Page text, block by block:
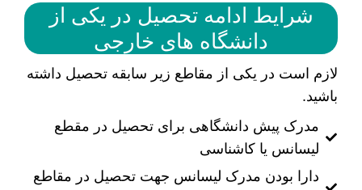
شرایط ادامه تحصیل در یکی از
دانشگاه های خارجی
لازم است در یکی از مقاطع زیر سابقه تحصیل داشته
باشید.
مدرک پیش دانشگاهی برای تحصیل در مقطع
لیسانس یا کاشناسی
دارا بودن مدرک لیسانس جهت تحصیل در مقاطع